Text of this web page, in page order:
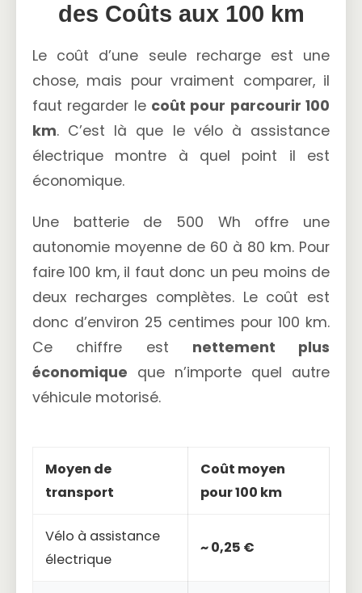
des Coûts aux 100 km
Le coût d’une seule recharge est une
chose, mais pour vraiment comparer, il
faut regarder le coût pour parcourir 100
km. C’est là que le vélo à assistance
électrique montre à quel point il est
économique.
Une batterie de 500 Wh offre une
autonomie moyenne de 60 à 80 km. Pour
faire 100 km, il faut donc un peu moins de
deux recharges complètes. Le coût est
donc d’environ 25 centimes pour 100 km.
Ce chiffre est nettement plus
économique que n’importe quel autre
véhicule motorisé.
Moyen de
transport
Coût moyen
pour 100 km
Vélo à assistance
électrique
~ 0,25 €